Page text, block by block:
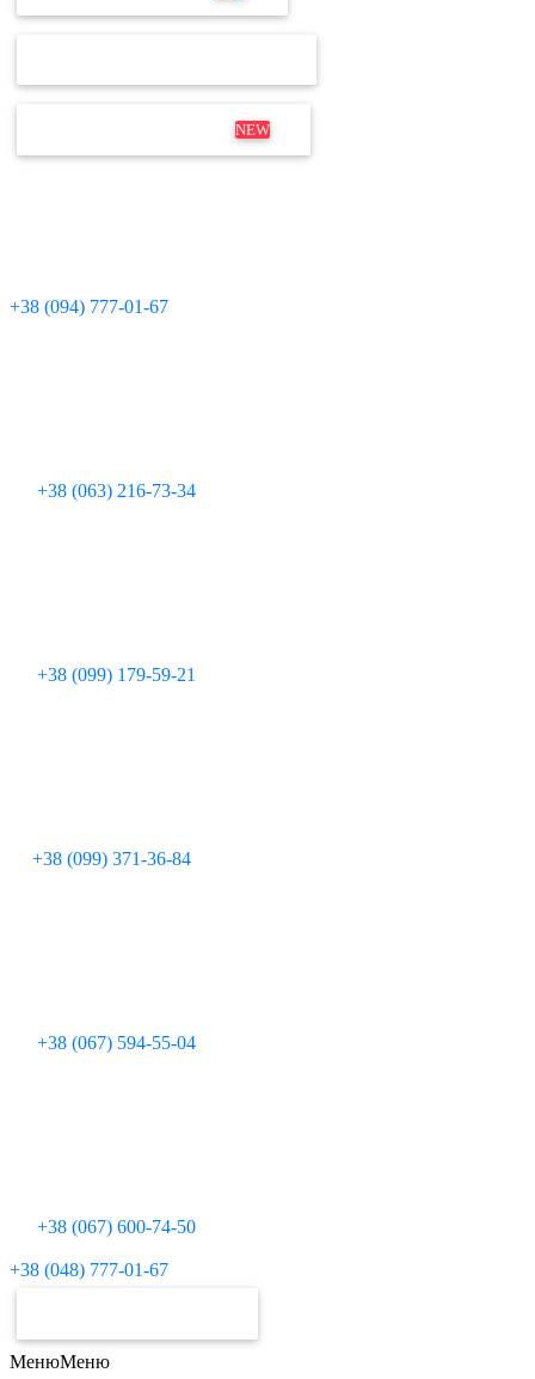
ДИСТРИБУТИВ М.Е.DOCNEW
+38 (094) 777-01-67
+38 (063) 216-73-34
+38 (099) 179-59-21
+38 (099) 371-36-84
+38 (067) 594-55-04
+38 (067) 600-74-50
+38 (048) 777-01-67
МенюМеню